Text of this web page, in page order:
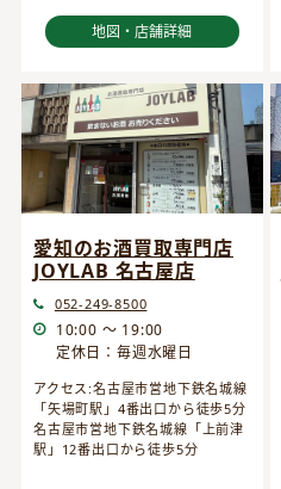
地図・店舗詳細
愛知のお酒買取専門店
JOYLAB 名古屋店
052-249-8500
10:00 ～ 19:00
定休日：毎週水曜日
アクセス:名古屋市営地下鉄名城線
「矢場町駅」4番出口から徒歩5分
名古屋市営地下鉄名城線「上前津
駅」12番出口から徒歩5分